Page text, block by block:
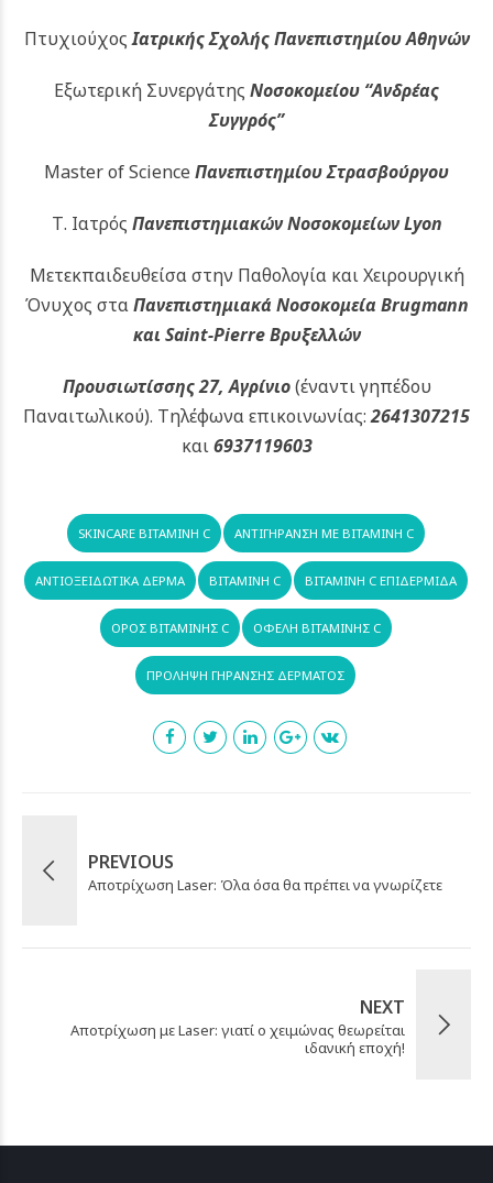
ΠτυχιούχοςΙατρικής Σχολής Πανεπιστημίου Αθηνών
Εξωτερική Συνεργάτης Νοσοκομείου “Ανδρέας
Συγγρός”
Master of Science Πανεπιστημίου Στρασβούργου
Τ. Ιατρός Πανεπιστημιακών Νοσοκομείων Lyon
Μετεκπαιδευθείσα στην Παθολογία και Χειρουργική
Όνυχος σταΠανεπιστημιακά Νοσοκομεία Brugmann
και Saint-Pierre Βρυξελλών
Προυσιωτίσσης 27, Αγρίνιο(έναντι γηπέδου
Παναιτωλικού). Τηλέφωνα επικοινωνίας:2641307215
και6937119603
SKINCARE ΒΙΤΑΜΊΝΗ C ΑΝΤΙΓΉΡΑΝΣΗ ΜΕ ΒΙΤΑΜΊΝΗ C
ΑΝΤΙΟΞΕΙΔΩΤΙΚΆ ΔΈΡΜΑ ΒΙΤΑΜΊΝΗ C ΒΙΤΑΜΊΝΗ C ΕΠΙΔΕΡΜΊΔΑ
ΟΡΌΣ ΒΙΤΑΜΊΝΗΣ C ΟΦΈΛΗ ΒΙΤΑΜΊΝΗΣ C
ΠΡΌΛΗΨΗ ΓΉΡΑΝΣΗΣ ΔΈΡΜΑΤΟΣ
PREVIOUS
Aποτρίχωση Laser: Όλα όσα θα πρέπει να γνωρίζετε
NEXT
Αποτρίχωση με Laser: γιατί ο χειμώνας θεωρείται
ιδανική εποχή!